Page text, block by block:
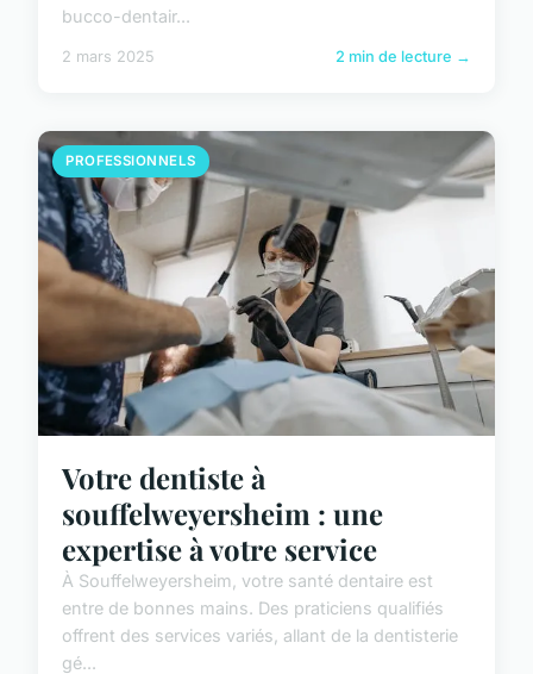
bucco-dentair...
2 mars 2025 2 min de lecture →
PROFESSIONNELS
Votre dentiste à
souffelweyersheim : une
expertise à votre service
À Souffelweyersheim, votre santé dentaire est
entre de bonnes mains. Des praticiens qualifiés
offrent des services variés, allant de la dentisterie
gé...